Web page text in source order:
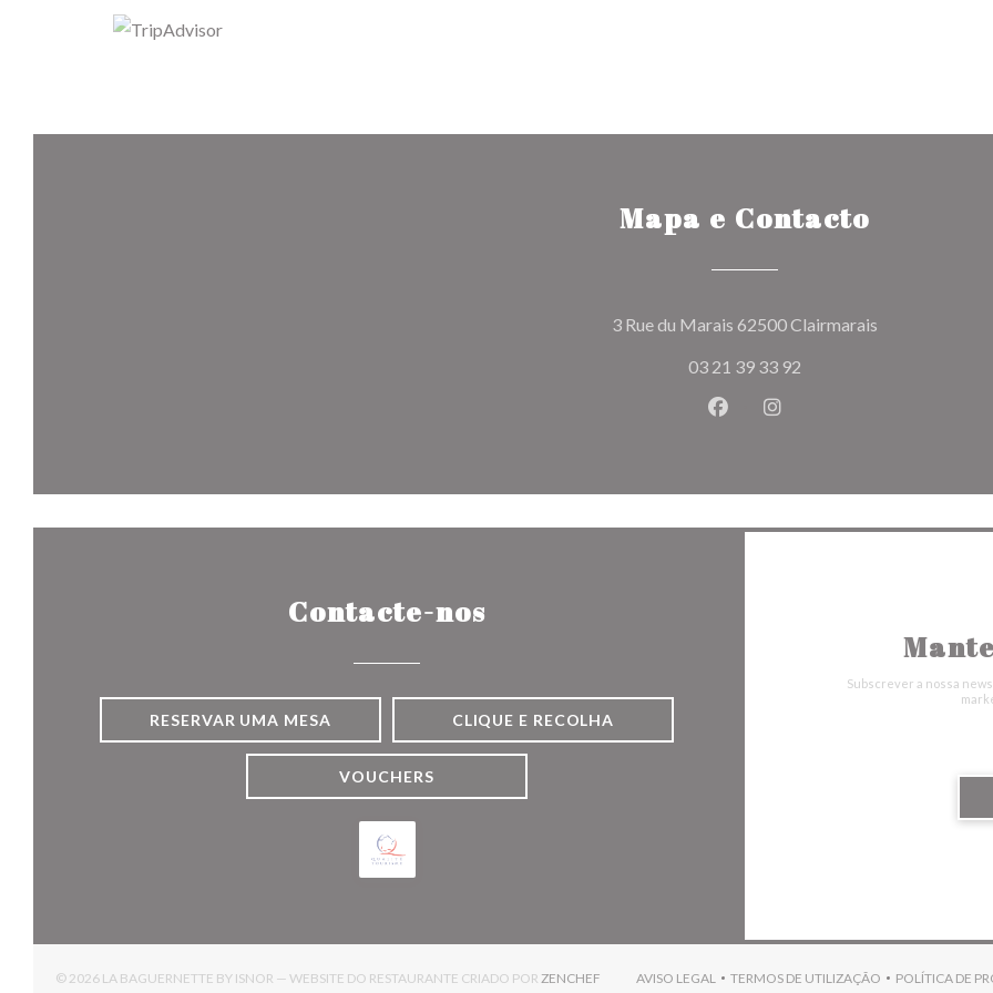
Mapa e Contacto
3 Rue du Marais 62500 Clairmarais
03 21 39 33 92
Facebook ((abre numa nova
Instagram ((abre numa
Contacte-nos
RESERVAR UMA MESA CLIQUE E RECOLHA
VOUCHERS
Subscrever a nossa
© 2026 LA BAGUERNETTE BY ISNOR — WEBSITE DO RESTAURANTE CRIADO POR ZENCHEF ((ABRE NUMA NOVA JANELA))
AVISO LEGAL
((ABRE NUMA NOVA JANELA))
TERMOS DE UTILIZAÇÃO
((ABRE NUMA NOVA
POLÍTICA DE